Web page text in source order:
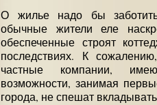
О жилье надо бы
обычные жители еле
обеспеченные строят
последствиях. К
частные компании,
возможности, занимая
города, не спешат